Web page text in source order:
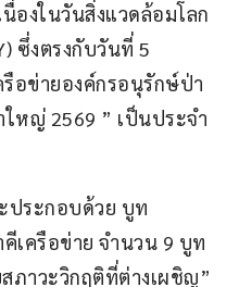
องในวันสิ่งแวดล้อมโลก
ซึ่งตรงกับวันที่ 5
อข่ายองค์กรอนุรักษ์ป่า
หญ่ 2569 ” เป็นประจำ
ประกอบด้วย บูท
เครือข่าย จำนวน 9 บูท
ภาวะวิกฤติที่ต่างเผชิญ”